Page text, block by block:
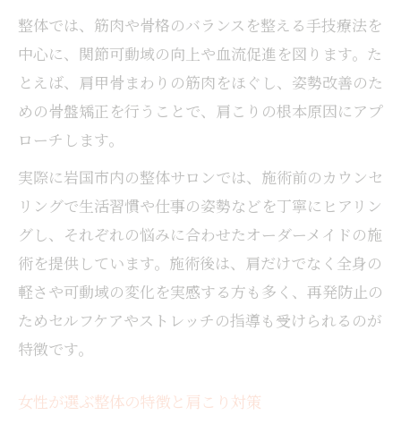
整体で慢性的な肩こりを根本ケアする秘訣
整体と保険の利用条件を分かりやすく解説
整体で肩こりと腰痛を同時に改善する方法
通いやすさで選ぶ整体サロンの魅力
整体通院で重視したいアクセスと利便性
仕事帰りにも通える整体サロンの特長
整体サロンの予約方法と混雑状況のポイン
整体の価格やコスパを比較して選ぶコツ
整体では、筋肉や骨格のバランスを整える手技療法を
中心に、関節可動域の向上や血流促進を図ります。た
とえば、肩甲骨まわりの筋肉をほぐし、姿勢改善のた
めの骨盤矯正を行うことで、肩こりの根本原因にアプ
ローチします。
実際に岩国市内の整体サロンでは、施術前のカウンセ
リングで生活習慣や仕事の姿勢などを丁寧にヒアリン
グし、それぞれの悩みに合わせたオーダーメイドの施
術を提供しています。施術後は、肩だけでなく全身の
軽さや可動域の変化を実感する方も多く、再発防止の
ためセルフケアやストレッチの指導も受けられるのが
特徴です。
女性が選ぶ整体の特徴と肩こり対策